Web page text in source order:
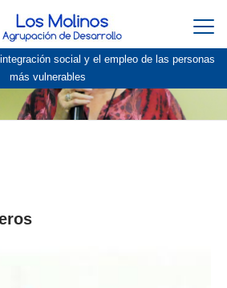
social y el empleo de las personas
más vulnerables